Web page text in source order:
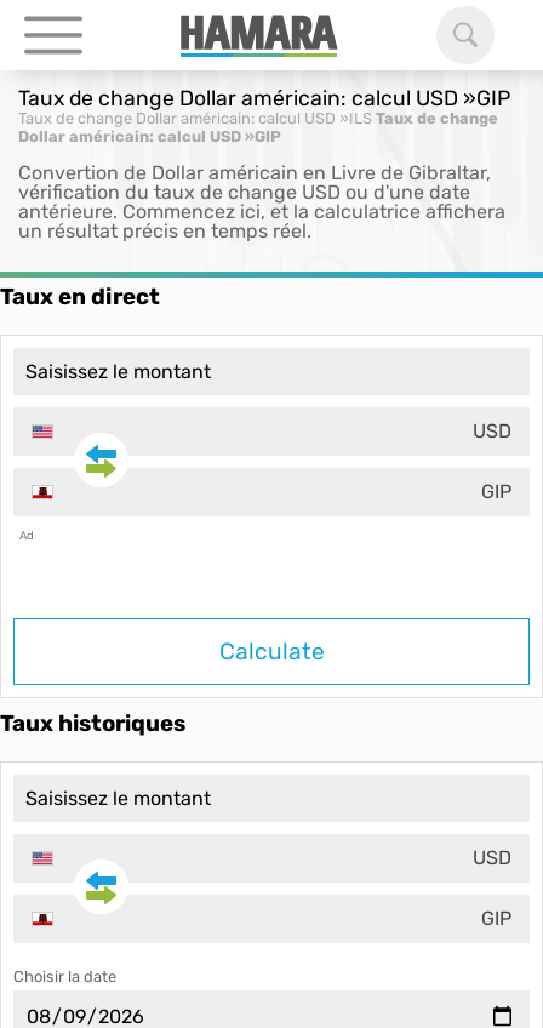
Taux de change Dollar américain: calcul USD »GIP
Taux de change Dollar américain: calcul USD »ILS Taux de change
Dollar américain: calcul USD »GIP
Convertion de Dollar américain en Livre de Gibraltar,
vérification du taux de change USD ou d'une date
antérieure. Commencez ici, et la calculatrice affichera
un résultat précis en temps réel.
Taux en direct
USD
GIP
Ad
Calculate
Taux historiques
USD
GIP
Choisir la date